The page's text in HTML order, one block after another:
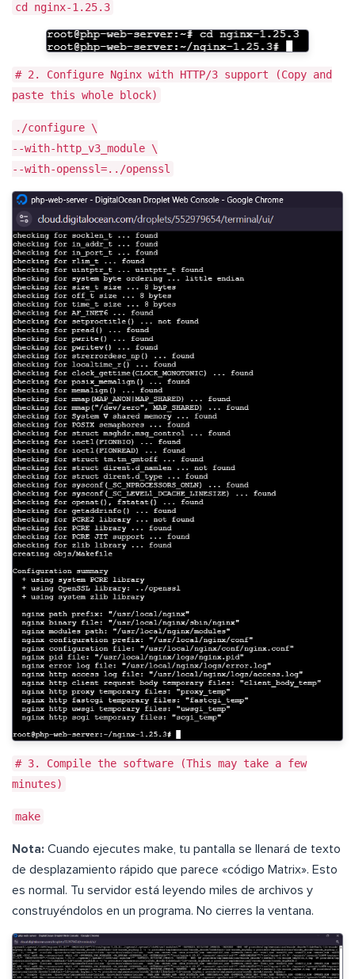
cd nginx-1.25.3
# 2. Configure Nginx with HTTP/3 support (Copy and
paste this whole block)
./configure \
--with-http_v3_module \
--with-openssl=../openssl
# 3. Compile the software (This may take a few
minutes)
make
Nota: Cuando ejecutes make, tu pantalla se llenará de texto
de desplazamiento rápido que parece «código Matrix». Esto
es normal. Tu servidor está leyendo miles de archivos y
construyéndolos en un programa. No cierres la ventana.